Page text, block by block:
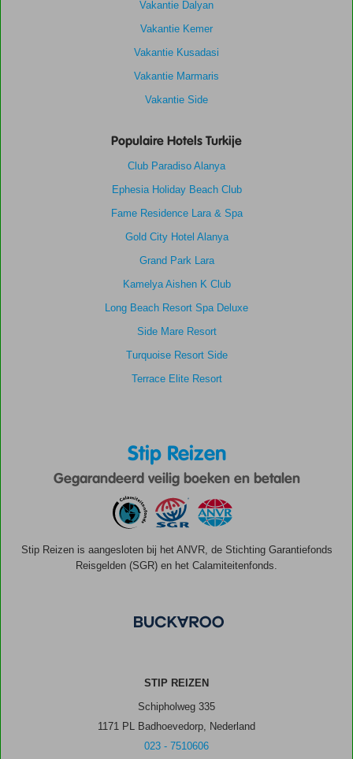
Vakantie Dalyan
Vakantie Kemer
Vakantie Kusadasi
Vakantie Marmaris
Vakantie Side
Populaire Hotels Turkije
Club Paradiso Alanya
Ephesia Holiday Beach Club
Fame Residence Lara & Spa
Gold City Hotel Alanya
Grand Park Lara
Kamelya Aishen K Club
Long Beach Resort Spa Deluxe
Side Mare Resort
Turquoise Resort Side
Terrace Elite Resort
Stip Reizen
Gegarandeerd veilig boeken en betalen
Stip Reizen is aangesloten bij het ANVR, de Stichting Garantiefonds
Reisgelden (SGR) en het Calamiteitenfonds.
STIP REIZEN
Schipholweg 335
1171 PL Badhoevedorp, Nederland
023 - 7510606